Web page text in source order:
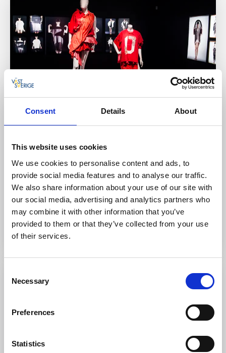
Consent Details About
This website uses cookies
We use cookies to personalise content and ads, to
provide social media features and to analyse our traffic.
We also share information about your use of our site with
our social media, advertising and analytics partners who
may combine it with other information that you’ve
provided to them or that they’ve collected from your use
of their services.
Selection
Necessary
Preferences
Statistics
Det, du ikke kan lære om den svenske tekstilindustri
på Textilmuseet i Borås, er næppe værd at vide. Her
kan du opleve mode, design, kunst og naturligvis
tekstilhistorie. Workshops kombineres med
modeopvisninger og skiftende udstillinger.
Til hjemmesiden